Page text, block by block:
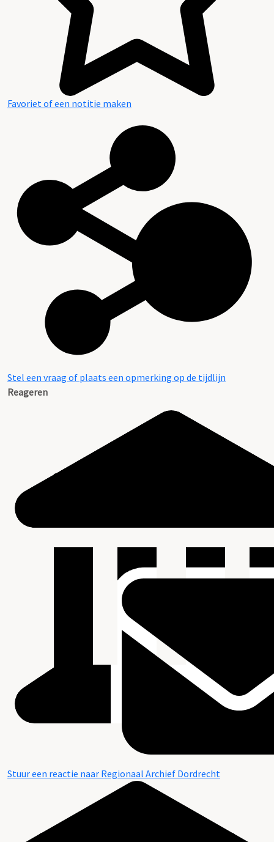
Favoriet of een notitie maken
Stel een vraag of plaats een opmerking op de tijdlijn
Reageren
Stuur een reactie naar Regionaal Archief Dordrecht